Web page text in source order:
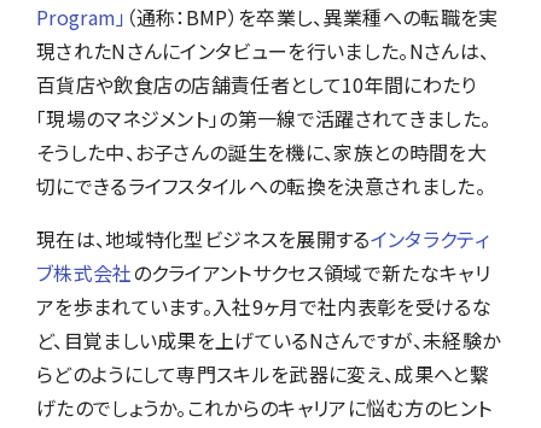
Program」 （通称：BMP）を卒業し、異業種への転職を実
現されたNさんにインタビューを行いました。Nさんは、
百貨店や飲食店の店舗責任者として10年間にわたり
「現場のマネジメント」の第一線で活躍されてきました。
そうした中、お子さんの誕生を機に、家族との時間を大
切にできるライフスタイルへの転換を決意されました。
現在は、地域特化型ビジネスを展開するインタラクティ
ブ株式会社のクライアントサクセス領域で新たなキャリ
アを歩まれています。入社9ヶ月で社内表彰を受けるな
ど、目覚ましい成果を上げているNさんですが、未経験か
らどのようにして専門スキルを武器に変え、成果へと繋
げたのでしょうか。これからのキャリアに悩む方のヒント